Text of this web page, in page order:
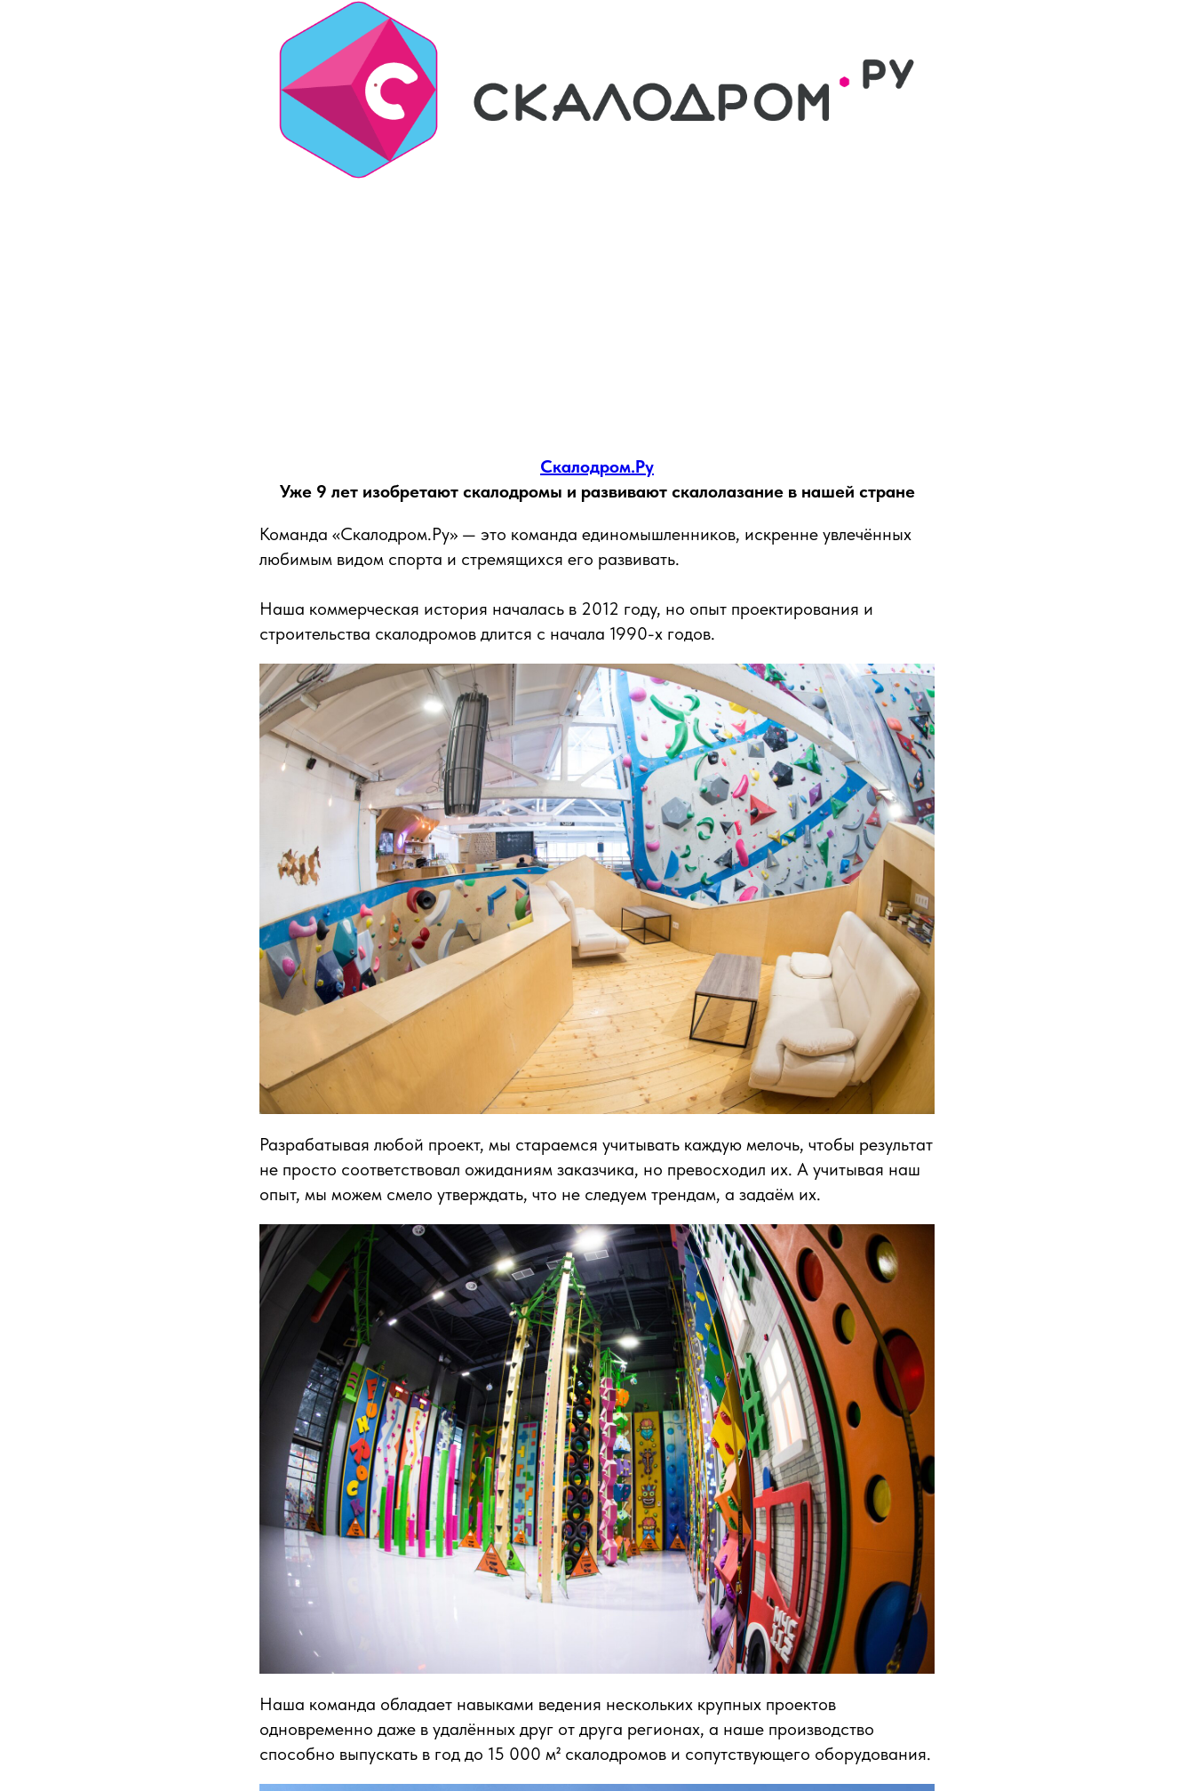
Скалодром.Ру
Уже 9 лет изобретают скалодромы и развивают скалолазание в нашей стране
Команда «Скалодром.Ру» — это команда единомышленников, искренне увлечённых
любимым видом спорта и стремящихся его развивать.
Наша коммерческая история началась в 2012 году, но опыт проектирования и
строительства скалодромов длится с начала 1990-х годов.
Разрабатывая любой проект, мы стараемся учитывать каждую мелочь, чтобы результат
не просто соответствовал ожиданиям заказчика, но превосходил их. А учитывая наш
опыт, мы можем смело утверждать, что не следуем трендам, а задаём их.
Наша команда обладает навыками ведения нескольких крупных проектов
одновременно даже в удалённых друг от друга регионах, а наше производство
способно выпускать в год до 15 000 м² скалодромов и сопутствующего оборудования.